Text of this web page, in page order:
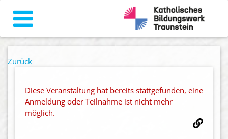
Zurück
Diese Veranstaltung hat bereits stattgefunden, eine
Anmeldung oder Teilnahme ist nicht mehr
möglich.